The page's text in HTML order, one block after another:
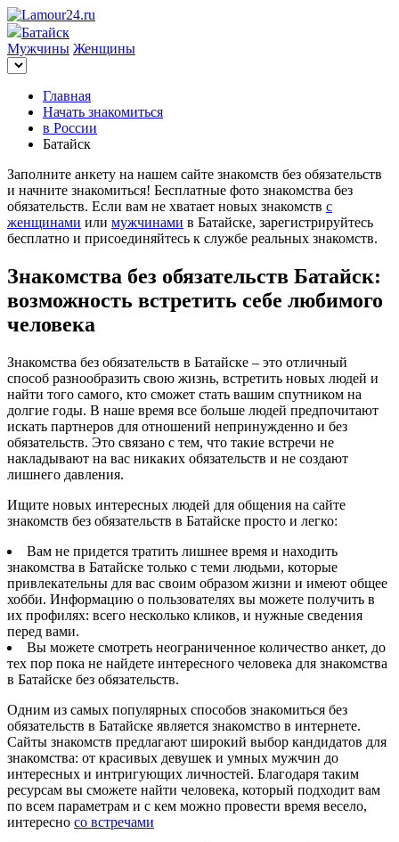
Батайск
Мужчины Женщины
Главная
Начать знакомиться
в России
Батайск
Заполните анкету на нашем сайте знакомств без обязательств
и начните знакомиться! Бесплатные фото знакомства без
обязательств. Если вам не хватает новых знакомств с
женщинами или мужчинами в Батайске, зарегистрируйтесь
бесплатно и присоединяйтесь к службе реальных знакомств.
Знакомства без обязательств Батайск:
возможность встретить себе любимого
человека
Знакомства без обязательств в Батайске – это отличный
способ разнообразить свою жизнь, встретить новых людей и
найти того самого, кто сможет стать вашим спутником на
долгие годы. В наше время все больше людей предпочитают
искать партнеров для отношений непринужденно и без
обязательств. Это связано с тем, что такие встречи не
накладывают на вас никаких обязательств и не создают
лишнего давления.
Ищите новых интересных людей для общения на сайте
знакомств без обязательств в Батайске просто и легко:
Вам не придется тратить лишнее время и находить
знакомства в Батайске только с теми людьми, которые
привлекательны для вас своим образом жизни и имеют общее
хобби. Информацию о пользователях вы можете получить в
их профилях: всего несколько кликов, и нужные сведения
перед вами.
Вы можете смотреть неограниченное количество анкет, до
тех пор пока не найдете интересного человека для знакомства
в Батайске без обязательств.
Одним из самых популярных способов знакомиться без
обязательств в Батайске является знакомство в интернете.
Сайты знакомств предлагают широкий выбор кандидатов для
знакомства: от красивых девушек и умных мужчин до
интересных и интригующих личностей. Благодаря таким
ресурсам вы сможете найти человека, который подходит вам
по всем параметрам и с кем можно провести время весело,
интересно со встречами